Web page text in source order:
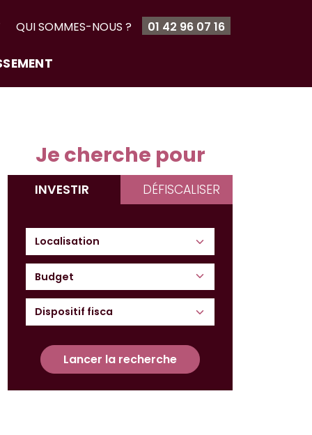
QUI SOMMES-NOUS ? 01 42 96 07 16
Je cherche pour
INVESTIR DÉFISCALISER
Budget
Lancer la recherche